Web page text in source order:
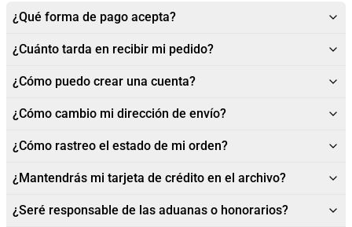
¿Qué forma de pago acepta?
¿Cuánto tarda en recibir mi pedido?
¿Cómo puedo crear una cuenta?
¿Cómo cambio mi dirección de envío?
¿Cómo rastreo el estado de mi orden?
¿Mantendrás mi tarjeta de crédito en el archivo?
¿Seré responsable de las aduanas o honorarios?